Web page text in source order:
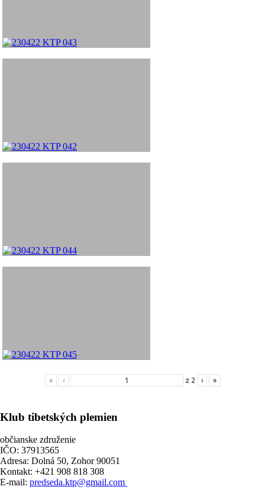
« ‹ z 2 › »
Klub tibetských plemien
občianske združenie
IČO: 37913565
Adresa: Dolná 50, Zohor 90051
Kontakt: +421 908 818 308
E-mail: predseda.ktp@gmail.com